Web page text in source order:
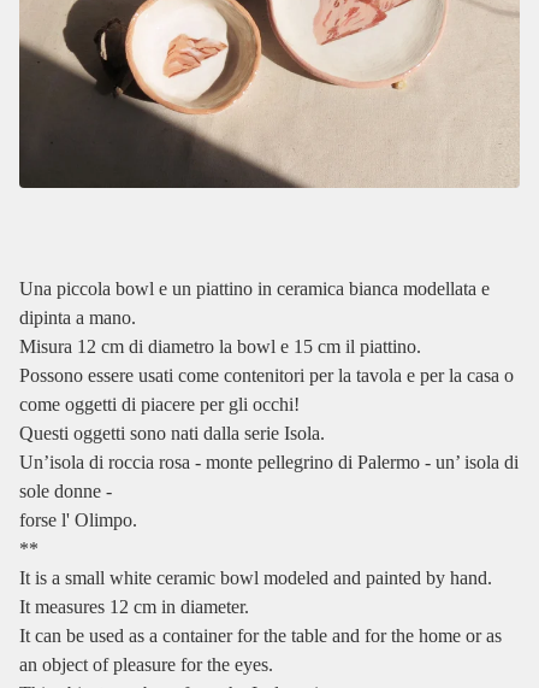
Una piccola bowl e un piattino in ceramica bianca modellata e
dipinta a mano.
Misura 12 cm di diametro la bowl e 15 cm il piattino.
Possono essere usati come contenitori per la tavola e per la casa o
come oggetti di piacere per gli occhi!
Questi oggetti sono nati dalla serie Isola.
Un’isola di roccia rosa - monte pellegrino di Palermo - un’ isola di
sole donne -
forse l' Olimpo.
**
It is a small white ceramic bowl modeled and painted by hand.
It measures 12 cm in diameter.
It can be used as a container for the table and for the home or as
an object of pleasure for the eyes.